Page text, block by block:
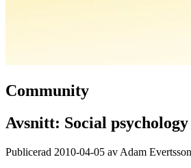
Community
Avsnitt: Social psychology
Publicerad 2010-04-05 av Adam Evertsson